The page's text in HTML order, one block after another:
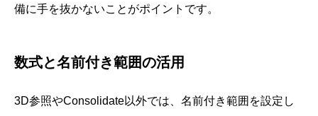
備に手を抜かないことがポイントです。
数式と名前付き範囲の活用
3D参照やConsolidate以外では、名前付き範囲を設定し